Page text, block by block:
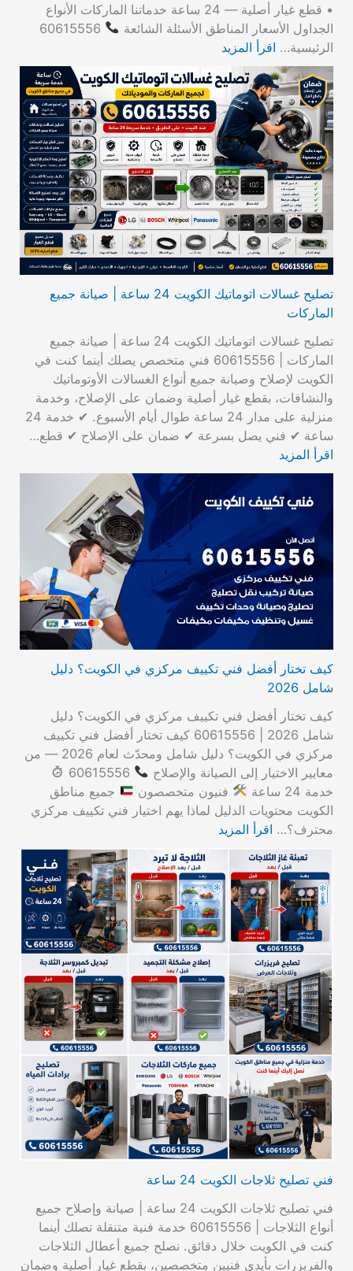
• قطع غيار أصلية — 24 ساعة خدماتنا الماركات الأنواع
الجداول الأسعار المناطق الأسئلة الشائعة
60615556
الرئيسية… اقرأ المزيد
تصليح غسالات اتوماتيك الكويت 24 ساعة | صيانة جميع
الماركات
تصليح غسالات اتوماتيك الكويت 24 ساعة | صيانة جميع
الماركات | 60615556 فني متخصص يصلك أينما كنت في
الكويت لإصلاح وصيانة جميع أنواع الغسالات الأوتوماتيك
والنشافات، بقطع غيار أصلية وضمان على الإصلاح، وخدمة
منزلية على مدار 24 ساعة طوال أيام الأسبوع. ✔ خدمة 24
ساعة ✔ فني يصل بسرعة ✔ ضمان على الإصلاح ✔ قطع…
اقرأ المزيد
كيف تختار أفضل فني تكييف مركزي في الكويت؟ دليل
شامل 2026
كيف تختار أفضل فني تكييف مركزي في الكويت؟ دليل
شامل 2026 | 60615556 كيف تختار أفضل فني تكييف
مركزي في الكويت؟ دليل شامل ومحدّث لعام 2026 — من
معايير الاختيار إلى الصيانة والإصلاح
خدمة 24 ساعة
فنيون متخصصون
جميع مناطق
الكويت محتويات الدليل لماذا يهم اختيار فني تكييف مركزي
محترف؟… اقرأ المزيد
فني تصليح ثلاجات الكويت 24 ساعة
فني تصليح ثلاجات الكويت 24 ساعة | صيانة وإصلاح جميع
أنواع الثلاجات | 60615556 خدمة فنية متنقلة تصلك أينما
كنت في الكويت خلال دقائق. نصلح جميع أعطال الثلاجات
والفريزرات بأيدي فنيين متخصصين، بقطع غيار أصلية وضمان